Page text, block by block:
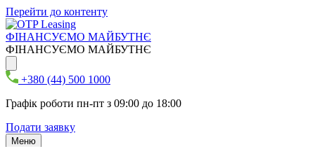
Перейти до контенту
ФІНАНСУЄМО МАЙБУТНЄ
ФІНАНСУЄМО МАЙБУТНЄ
+380 (44) 500 1000
Графік роботи пн-пт з 09:00 до 18:00
Подати заявку
Меню